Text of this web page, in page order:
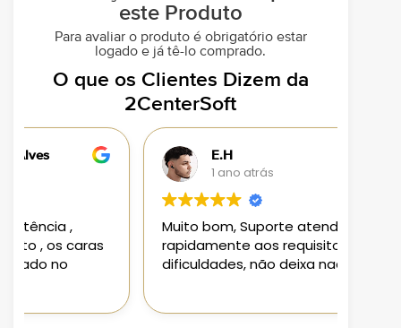
este Produto
Para avaliar o produto é obrigatório estar
logado e já tê-lo comprado.
O que os Clientes Dizem da
2CenterSoft
E.H
Muito bom, Suporte atendeu
rapidamente aos requisitos e
dificuldades, não deixa nada a desejar